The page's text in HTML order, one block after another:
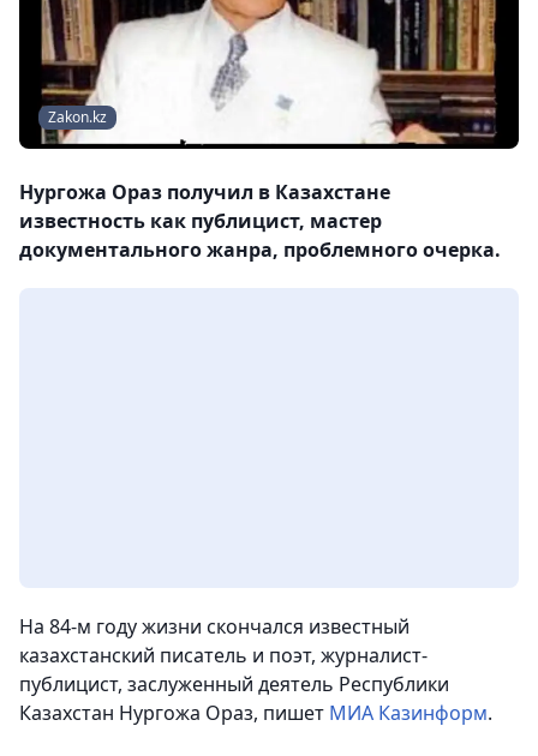
Zakon.kz
Нургожа Ораз получил в Казахстане
известность как публицист, мастер
документального жанра, проблемного очерка.
На 84-м году жизни скончался известный
казахстанский писатель и поэт, журналист-
публицист, заслуженный деятель Республики
Казахстан Нургожа Ораз, пишет МИА Казинформ.